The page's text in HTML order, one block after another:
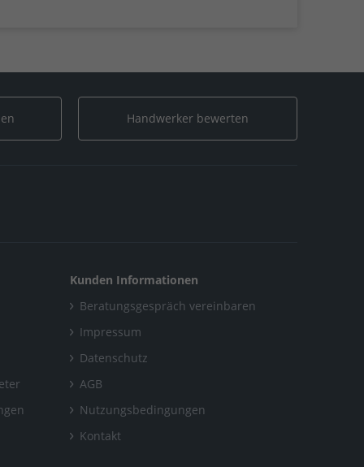
Handwerker bewerten
Kunden Informationen
Beratungsgespräch vereinbaren
Impressum
Datenschutz
AGB
Nutzungsbedingungen
Kontakt